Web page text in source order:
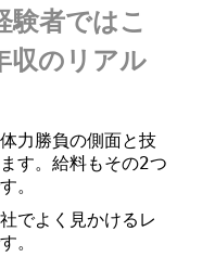
験者ではこ
収のリアル
力勝負の側面と技
す。給料もその2つ
。
でよく見かけるレ
。